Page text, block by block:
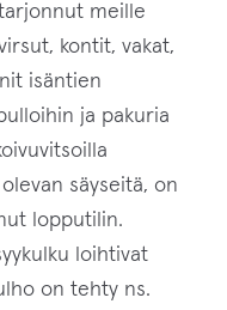
meille
kontit, vakat,
isäntien
ja pakuria
säyseitä, on
lopputilin.
loihtivat
on tehty ns.